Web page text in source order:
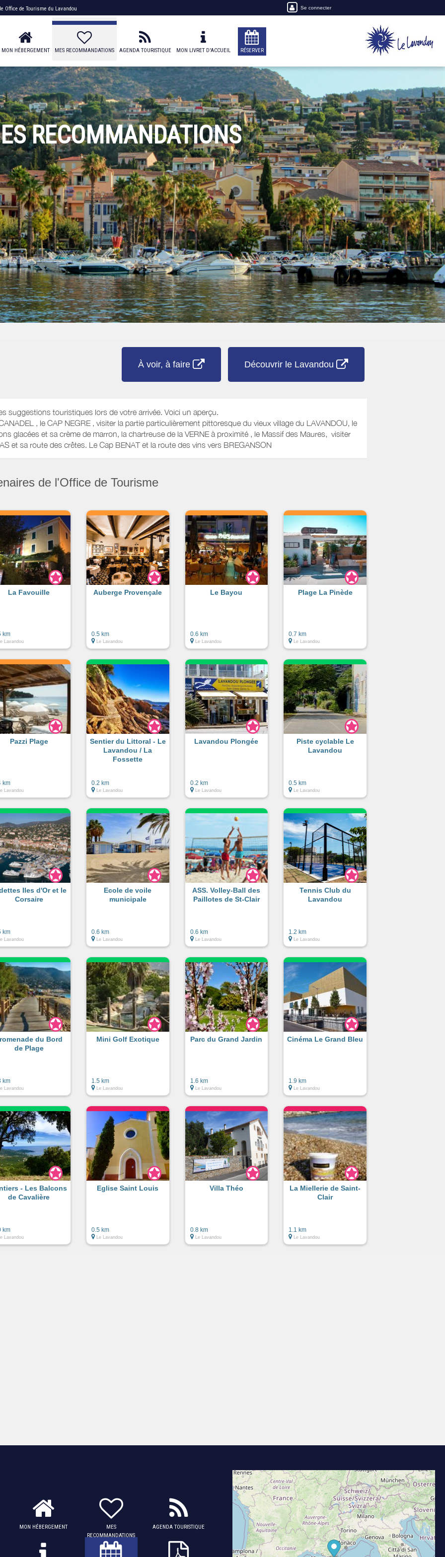
Office de Tourisme du Lavandou Se connecter
MON HÉBERGEMENT MES RECOMMANDATIONS AGENDA TOURISTIQUE MON LIVRET D'ACCUEIL RÉSERVER
RECOMMANDATIONS
À voir, à faire Découvrir le Lavandou
suggestions touristiques lors de votre arrivée. Voici un aperçu.
, le CAP NEGRE , visiter la partie particulièrement pittoresque du vieux village du LAVANDOU, le
glacées et sa crème de marron, la chartreuse de la VERNE à proximité , le Massif des Maures, visiter
et sa route des crêtes. Le Cap BENAT et la route des vins vers BREGANSON
de l'Office de Tourisme
La Favouille
km
Lavandou
Auberge Provençale
0.5 km
Le Lavandou
Le Bayou
0.6 km
Le Lavandou
Plage La Pinède
0.7 km
Le Lavandou
Pazzi Plage
km
Lavandou
Sentier du Littoral - Le
Lavandou / La
Fossette
0.2 km
Le Lavandou
Lavandou Plongée
0.2 km
Le Lavandou
Piste cyclable Le
Lavandou
0.5 km
Le Lavandou
Iles d'Or et le
Corsaire
km
Lavandou
Ecole de voile
municipale
0.6 km
Le Lavandou
ASS. Volley-Ball des
Paillotes de St-Clair
0.6 km
Le Lavandou
Tennis Club du
Lavandou
1.2 km
Le Lavandou
du Bord
de Plage
km
Lavandou
Mini Golf Exotique
1.5 km
Le Lavandou
Parc du Grand Jardin
1.6 km
Le Lavandou
Cinéma Le Grand Bleu
1.9 km
Le Lavandou
- Les Balcons
de Cavalière
km
Lavandou
Eglise Saint Louis
0.5 km
Le Lavandou
Villa Théo
0.8 km
Le Lavandou
La Miellerie de Saint-
Clair
1.1 km
Le Lavandou
MON HÉBERGEMENT
MES
RECOMMANDATIONS
AGENDA TOURISTIQUE